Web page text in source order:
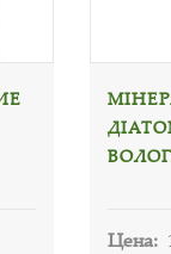
Цена: